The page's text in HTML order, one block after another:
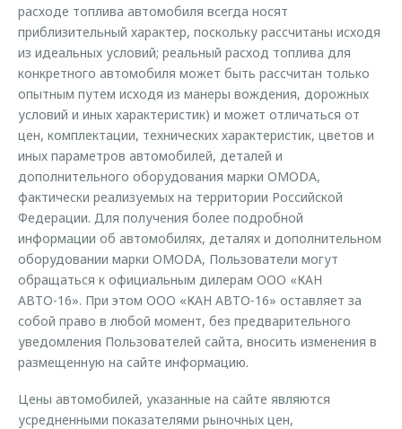
Страхование
Кредитный калькулятор
Аксессуары
Одежда и сувениры
Оригинальные аксессуары
Запчасти
Трейд-ин
Калькулятор трейд-ин
Клиентская поддержка
O&J Автоклуб
Клуб владельцев OMODA
Приложение O&J
Одежда и сувениры
Оригинальные аксессуары
Запчасти
Обратная связь
расходе топлива автомобиля всегда носят
приблизительный характер, поскольку рассчитаны исходя
из идеальных условий; реальный расход топлива для
конкретного автомобиля может быть рассчитан только
опытным путем исходя из манеры вождения, дорожных
условий и иных характеристик) и может отличаться от
цен, комплектации, технических характеристик, цветов и
иных параметров автомобилей, деталей и
дополнительного оборудования марки OMODA,
фактически реализуемых на территории Российской
Федерации. Для получения более подробной
информации об автомобилях, деталях и дополнительном
оборудовании марки OMODA, Пользователи могут
обращаться к официальным дилерам ООО «КАН
АВТО-16». При этом ООО «КАН АВТО-16» оставляет за
собой право в любой момент, без предварительного
уведомления Пользователей сайта, вносить изменения в
размещенную на сайте информацию.
Цены автомобилей, указанные на сайте являются
усредненными показателями рыночных цен,